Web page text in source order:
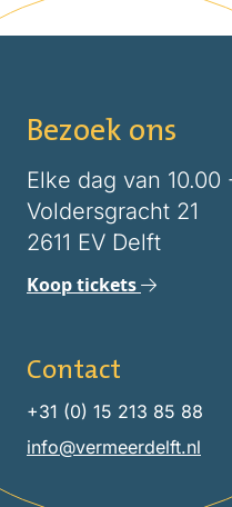
Bezoek ons
Elke dag van 10.00
Voldersgracht 21
2611 EV Delft
Koop tickets
Contact
+31 (0) 15 213 85 88
info@vermeerdelft.nl